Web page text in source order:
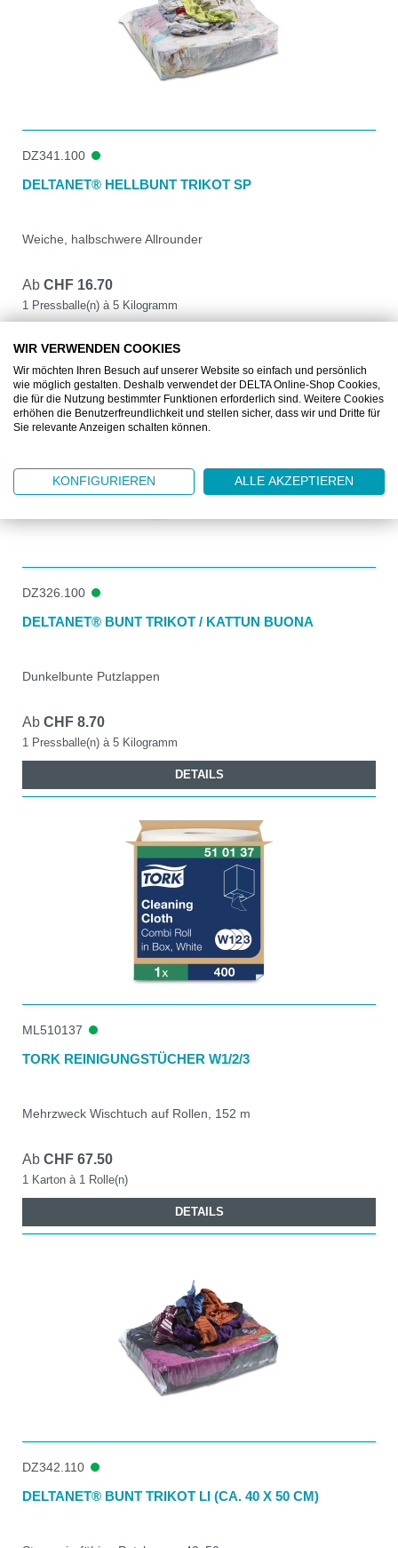
DZ341.100
DELTANET® HELLBUNT TRIKOT SP
Weiche, halbschwere Allrounder
Ab CHF 16.70
1 Pressballe(n) à 5 Kilogramm
DZ326.100
DELTANET® BUNT TRIKOT / KATTUN BUONA
Dunkelbunte Putzlappen
Ab CHF 8.70
1 Pressballe(n) à 5 Kilogramm
DETAILS
ML510137
TORK REINIGUNGSTÜCHER W1/2/3
Mehrzweck Wischtuch auf Rollen, 152 m
Ab CHF 67.50
1 Karton à 1 Rolle(n)
DETAILS
DZ342.110
DELTANET® BUNT TRIKOT LI (CA. 40 X 50 CM)
WIR VERWENDEN COOKIES
Wir möchten Ihren Besuch auf unserer Website so einfach und persönlich
wie möglich gestalten. Deshalb verwendet der DELTA Online-Shop Cookies,
die für die Nutzung bestimmter Funktionen erforderlich sind. Weitere Cookies
erhöhen die Benutzerfreundlichkeit und stellen sicher, dass wir und Dritte für
Sie relevante Anzeigen schalten können.
KONFIGURIEREN ALLE AKZEPTIEREN